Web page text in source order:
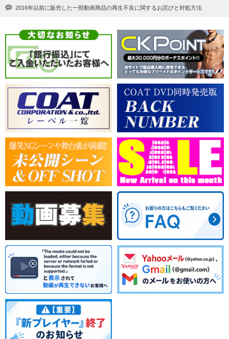
2016年以前に販売した一部動画商品の再生不良に関するお詫びと対処方法